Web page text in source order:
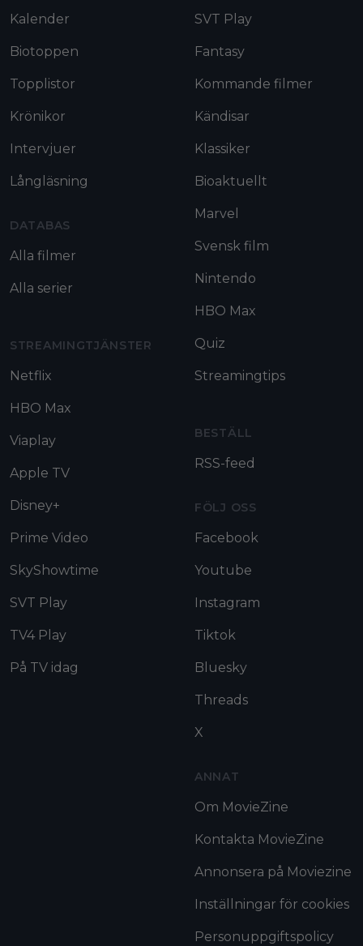
Kalender
Biotoppen
Topplistor
Krönikor
Intervjuer
Långläsning
DATABAS
Alla filmer
Alla serier
STREAMINGTJÄNSTER
Netflix
HBO Max
Viaplay
Apple TV
Disney+
Prime Video
SkyShowtime
SVT Play
TV4 Play
På TV idag
SVT Play
Fantasy
Kommande filmer
Kändisar
Klassiker
Bioaktuellt
Marvel
Svensk film
Nintendo
HBO Max
Quiz
Streamingtips
BESTÄLL
RSS-feed
FÖLJ OSS
Facebook
Youtube
Instagram
Tiktok
Bluesky
Threads
X
ANNAT
Om MovieZine
Kontakta MovieZine
Annonsera på Moviezine
Inställningar för cookies
Personuppgiftspolicy